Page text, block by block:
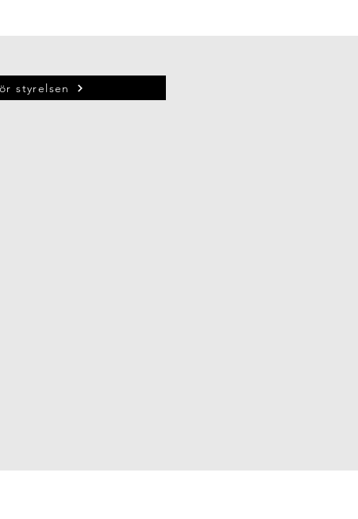
styrelsen